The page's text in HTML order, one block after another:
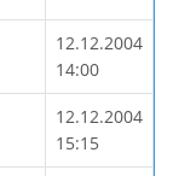
12.12.2004
14:00
12.12.2004
15:15